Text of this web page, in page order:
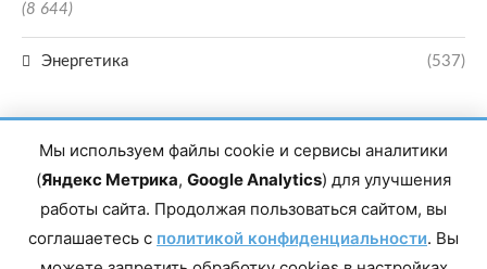
(8 644)
Энергетика (537)
Главный редактор сетевого издания Магомаев Тимур Нухович. Контакты
редакции: 8(988)-292-94-34 Почта: vestiskfo@gmail.com По вопросам
Мы используем файлы cookie и сервисы аналитики
(Яндекс Метрика, Google Analytics) для улучшения
работы сайта. Продолжая пользоваться сайтом, вы
соглашаетесь с политикой конфиденциальности. Вы